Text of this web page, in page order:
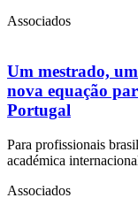
Associados
Um mestrado,
nova equação
Portugal
Para profissionais
académica
Associados